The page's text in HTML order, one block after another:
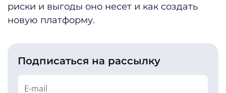
риски и выгоды оно несет и как создать
новую платформу.
Подписаться на рассылку